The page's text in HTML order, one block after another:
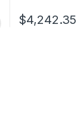
$4,242.35